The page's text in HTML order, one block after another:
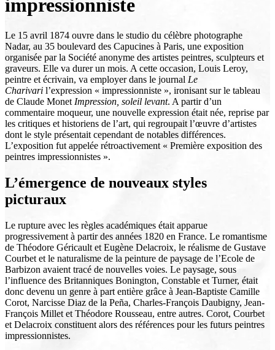
impressionniste
Le 15 avril 1874 ouvre dans le studio du célèbre photographe
Nadar, au 35 boulevard des Capucines à Paris, une exposition
organisée par la Société anonyme des artistes peintres, sculpteurs et
graveurs. Elle va durer un mois. A cette occasion, Louis Leroy,
peintre et écrivain, va employer dans le journal Le
Charivari l’expression « impressionniste », ironisant sur le tableau
de Claude Monet Impression, soleil levant. A partir d’un
commentaire moqueur, une nouvelle expression était née, reprise par
les critiques et historiens de l’art, qui regroupait l’œuvre d’artistes
dont le style présentait cependant de notables différences.
L’exposition fut appelée rétroactivement « Première exposition des
peintres impressionnistes ».
L’émergence de nouveaux styles
picturaux
Le rupture avec les règles académiques était apparue
progressivement à partir des années 1820 en France. Le romantisme
de Théodore Géricault et Eugène Delacroix, le réalisme de Gustave
Courbet et le naturalisme de la peinture de paysage de l’Ecole de
Barbizon avaient tracé de nouvelles voies. Le paysage, sous
l’influence des Britanniques Bonington, Constable et Turner, était
donc devenu un genre à part entière grâce à Jean-Baptiste Camille
Corot, Narcisse Diaz de la Peña, Charles-François Daubigny, Jean-
François Millet et Théodore Rousseau, entre autres. Corot, Courbet
et Delacroix constituent alors des références pour les futurs peintres
impressionnistes.